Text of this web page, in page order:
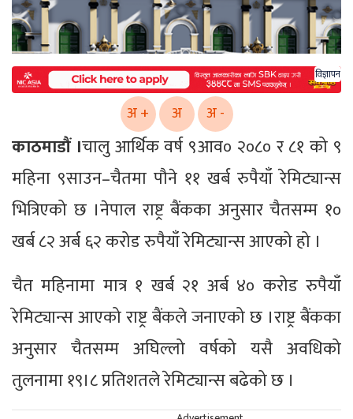
विज्ञापन
अ + अ अ -
काठमाडौं ।चालु आर्थिक वर्ष ९आव० २०८० र ८१ को ९
महिना ९साउन–चैतमा पौने ११ खर्ब रुपैयाँ रेमिट्यान्स
भित्रिएको छ ।नेपाल राष्ट्र बैंकका अनुसार चैतसम्म १०
खर्ब ८२ अर्ब ६२ करोड रुपैयाँ रेमिट्यान्स आएको हो ।
चैत महिनामा मात्र १ खर्ब २१ अर्ब ४० करोड रुपैयाँ
रेमिट्यान्स आएको राष्ट्र बैंकले जनाएको छ ।राष्ट्र बैंकका
अनुसार चैतसम्म अघिल्लो वर्षको यसै अवधिको
तुलनामा १९।८ प्रतिशतले रेमिट्यान्स बढेको छ ।